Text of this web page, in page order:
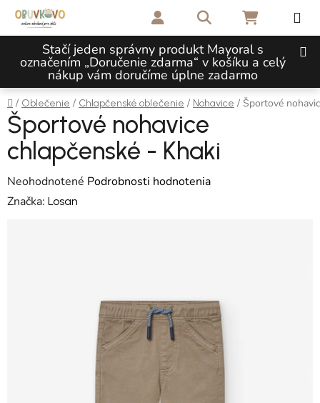
Prejsť na obsah
Stačí jeden správny produkt Mayoral s
označením „Doručenie zdarma“ v košíku a celý
nákup vám doručíme úplne zadarmo
Hľadať NÁKUPNÝ
Domov
/ Oblečenie / Chlapčenské oblečenie / Nohavice / Športové
Športové nohavice
chlapčenské - Khaki
Priemerné hodnotenie produktu je 0,0 z 5 hviezdičiek.
Neohodnotené Podrobnosti hodnotenia
Značka: Losan